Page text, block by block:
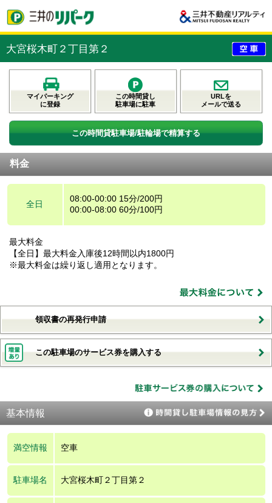
大宮桜木町２丁目第２
マイパーキング
に登録
この時間貸し
駐車場に駐車
URLを
メールで送る
この時間貸駐車場/駐輪場で精算する
料金
全日
08:00-00:00 15分/200円
00:00-08:00 60分/100円
最大料金
【全日】最大料金入庫後12時間以内1800円
※最大料金は繰り返し適用となります。
領収書の再発行申請
この駐車場のサービス券を購入する
基本情報
満空情報 空車
駐車場名 大宮桜木町２丁目第２